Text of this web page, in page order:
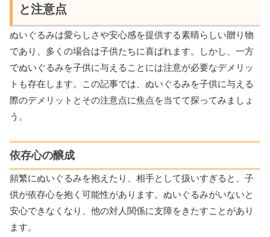
と注意点
ぬいぐるみは愛らしさや安心感を提供する素晴らしい贈り物
であり、多くの場合は子供たちに喜ばれます。しかし、一方
でぬいぐるみを子供に与えることには注意が必要なデメリッ
トも存在します。この記事では、ぬいぐるみを子供に与える
際のデメリットとその注意点に焦点を当てて探ってみましょ
う。
依存心の醸成
頻繁にぬいぐるみを抱えたり、相手として扱いすぎると、子
供が依存心を抱く可能性があります。ぬいぐるみがいないと
安心できなくなり、他の対人関係に支障をきたすことがあり
ます。